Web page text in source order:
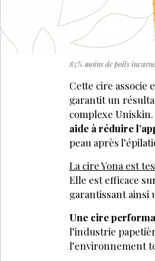
85% moins de poils
Cette cire associe
garantit un
complexe Uniskin.
aide à réduire
peau après
La cire Yona est
Elle est efficace
garantissant ainsi
Une cire
l’industrie
l’environnement